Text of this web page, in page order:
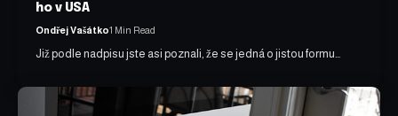
ho v USA
Ondřej Vašátko1 Min Read
Již podle nadpisu jste asi poznali, že se jedná o jistou formu…